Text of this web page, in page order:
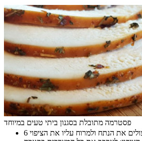
פסטרמה מתובלת בסגנון ביתי טעים במיוחד
6